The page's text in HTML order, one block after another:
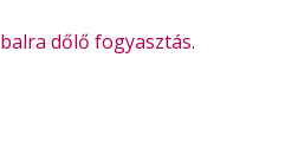
balra dőlő fogyasztás.